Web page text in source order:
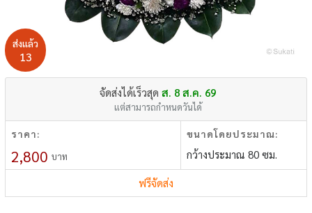
ส่งแล้ว
13
จัดส่งได้เร็วสุด ส. 8 ส.ค. 69
แต่สามารถกำหนดวันได้
ราคา:
2,800 บาท
ขนาดโดยประมาณ:
กว้างประมาณ 80 ซม.
ฟรีจัดส่ง